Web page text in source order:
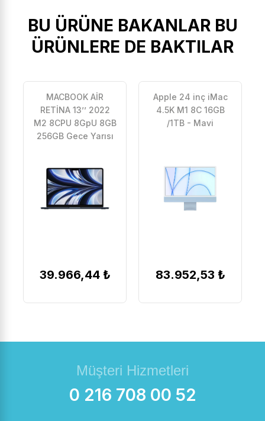
BU ÜRÜNE BAKANLAR BU
ÜRÜNLERE DE BAKTILAR
MACBOOK AİR
RETİNA 13’’ 2022
M2 8CPU 8GpU 8GB
256GB Gece Yarısı
39.966,44 ₺
Apple 24 inç iMac
4.5K M1 8C 16GB
/1TB - Mavi
83.952,53 ₺
Müşteri Hizmetleri
0 216 708 00 52